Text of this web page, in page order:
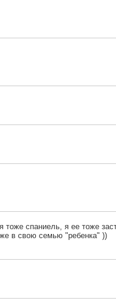
спаниель, я ее тоже
в свою семью "ребенка" ))